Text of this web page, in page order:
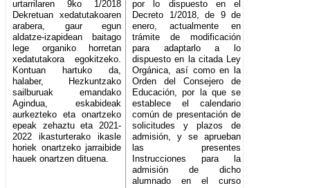
urtarrilaren 9ko 1/2018
Dekretuan xedatutakoaren
arabera, gaur egun
aldatze-izapidean baitago
lege organiko horretan
xedatutakora egokitzeko.
Kontuan hartuko da,
halaber, Hezkuntzako
sailburuak emandako
Agindua, eskabideak
aurkezteko eta onartzeko
epeak zehaztu eta 2021-
2022 ikasturterako ikasle
horiek onartzeko jarraibide
hauek onartzen dituena.
por lo dispuesto en el
Decreto 1/2018, de 9 de
enero, actualmente en
trámite de modificación
para adaptarlo a lo
dispuesto en la citada Ley
Orgánica, así como en la
Orden del Consejero de
Educación, por la que se
establece el calendario
común de presentación de
solicitudes y plazos de
admisión, y se aprueban
las presentes
Instrucciones para la
admisión de dicho
alumnado en el curso